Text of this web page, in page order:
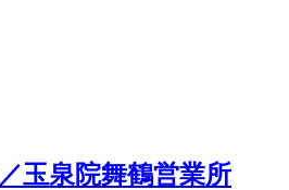
玉泉院舞鶴営業所